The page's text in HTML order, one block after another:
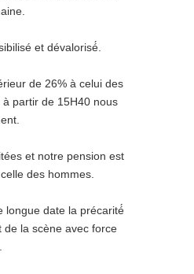
et dévalorisé́.
de 26% à celui des
partir de 15H40 nous
et notre pension est
des hommes.
longue date la précarité́
de la scène avec force